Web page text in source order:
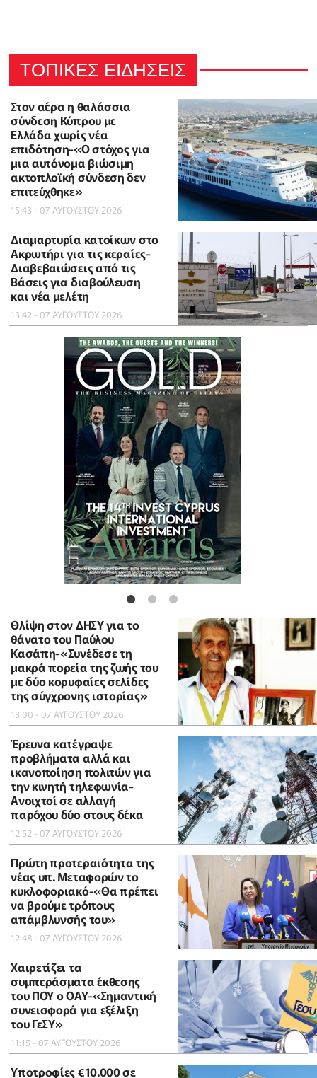
ΤΟΠΙΚΕΣ ΕΙΔΗΣΕΙΣ
Στον αέρα η θαλάσσια
σύνδεση Κύπρου με
Ελλάδα χωρίς νέα
επιδότηση-«Ο στόχος για
μια αυτόνομα βιώσιμη
ακτοπλοϊκή σύνδεση δεν
επιτεύχθηκε»
15:43 - 07 ΑΥΓΟΥΣΤΟΥ 2026
Διαμαρτυρία κατοίκων στο
Ακρωτήρι για τις κεραίες-
Διαβεβαιώσεις από τις
Βάσεις για διαβούλευση
και νέα μελέτη
13:42 - 07 ΑΥΓΟΥΣΤΟΥ 2026
Θλίψη στον ΔΗΣΥ για το
θάνατο του Παύλου
Κασάπη-«Συνέδεσε τη
μακρά πορεία της ζωής του
με δύο κορυφαίες σελίδες
της σύγχρονης ιστορίας»
13:00 - 07 ΑΥΓΟΥΣΤΟΥ 2026
Έρευνα κατέγραψε
προβλήματα αλλά και
ικανοποίηση πολιτών για
την κινητή τηλεφωνία-
Ανοιχτοί σε αλλαγή
παρόχου δύο στους δέκα
12:52 - 07 ΑΥΓΟΥΣΤΟΥ 2026
Πρώτη προτεραιότητα της
νέας υπ. Μεταφορών το
κυκλοφοριακό-«Θα πρέπει
να βρούμε τρόπους
απάμβλυνσής του»
12:48 - 07 ΑΥΓΟΥΣΤΟΥ 2026
Χαιρετίζει τα
συμπεράσματα έκθεσης
του ΠΟΥ ο ΟΑΥ-«Σημαντική
συνεισφορά για εξέλιξη
του ΓεΣΥ»
11:15 - 07 ΑΥΓΟΥΣΤΟΥ 2026
Υποτροφίες €10.000 σε